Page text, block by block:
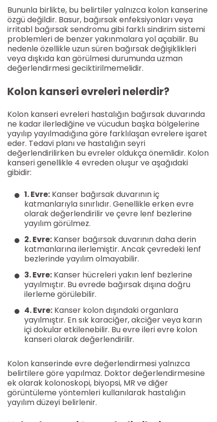
Bununla birlikte, bu belirtiler yalnızca kolon kanserine
özgü değildir. Basur, bağırsak enfeksiyonları veya
irritabl bağırsak sendromu gibi farklı sindirim sistemi
problemleri de benzer yakınmalara yol açabilir. Bu
nedenle özellikle uzun süren bağırsak değişiklikleri
veya dışkıda kan görülmesi durumunda uzman
değerlendirmesi geciktirilmemelidir.
Kolon kanseri evreleri nelerdir?
Kolon kanseri evreleri hastalığın bağırsak duvarında
ne kadar ilerlediğine ve vücudun başka bölgelerine
yayılıp yayılmadığına göre farklılaşan evrelere işaret
eder. Tedavi planı ve hastalığın seyri
değerlendirilirken bu evreler oldukça önemlidir. Kolon
kanseri genellikle 4 evreden oluşur ve aşağıdaki
gibidir:
1. Evre: Kanser bağırsak duvarının iç
katmanlarıyla sınırlıdır. Genellikle erken evre
olarak değerlendirilir ve çevre lenf bezlerine
yayılım görülmez.
2. Evre: Kanser bağırsak duvarının daha derin
katmanlarına ilerlemiştir. Ancak çevredeki lenf
bezlerinde yayılım olmayabilir.
3. Evre: Kanser hücreleri yakın lenf bezlerine
yayılmıştır. Bu evrede bağırsak dışına doğru
ilerleme görülebilir.
4. Evre: Kanser kolon dışındaki organlara
yayılmıştır. En sık karaciğer, akciğer veya karın
içi dokular etkilenebilir. Bu evre ileri evre kolon
kanseri olarak değerlendirilir.
Kolon kanserinde evre değerlendirmesi yalnızca
belirtilere göre yapılmaz. Doktor değerlendirmesine
ek olarak kolonoskopi, biyopsi, MR ve diğer
görüntüleme yöntemleri kullanılarak hastalığın
yayılım düzeyi belirlenir.